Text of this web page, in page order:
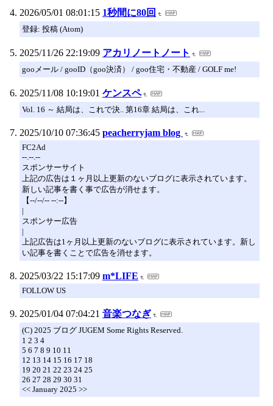
2026/05/01 08:01:15 1秒間に80回
登録: 投稿 (Atom)
2025/11/26 22:19:09 アカリノートノート
gooメール / gooID（goo決済） / goo住宅・不動産 / GOLF me!
2025/11/08 10:19:01 ケンスペ
Vol. 16 ～ 結局は、これで決.. 第16章 結局は、これ...
2025/10/10 07:36:45 peacherryjam blog
FC2Ad
--.--.--
スポンサーサイト
上記の広告は１ヶ月以上更新のないブログに表示されています。
新しい記事を書く事で広告が消せます。
【--/--/-- --:--】
|
スポンサー広告
|
上記広告は1ヶ月以上更新のないブログに表示されています。新し
い記事を書くことで広告を消せます。
2025/03/22 15:17:09 m*LIFE
FOLLOW US
2025/01/04 07:04:21 音楽つなぎ
(C) 2025 ブログ JUGEM Some Rights Reserved.
1 2 3 4
5 6 7 8 9 10 11
12 13 14 15 16 17 18
19 20 21 22 23 24 25
26 27 28 29 30 31
<< January 2025 >>